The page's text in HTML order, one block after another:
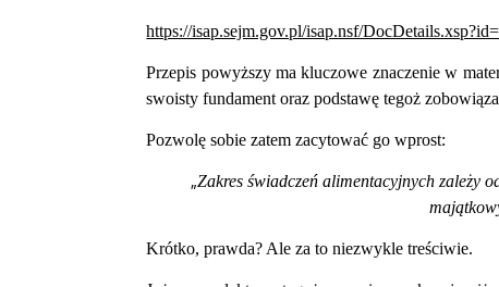
https://isap.sejm.gov.pl/isap.nsf/
Przepis powyższy ma kluczowe znaczenie w
swoisty fundament oraz podstawę tegoż
Pozwolę sobie zatem zacytować go wprost:
„Zakres świadczeń alimentacyjnych zależy
Krótko, prawda? Ale za to niezwykle treściwie.